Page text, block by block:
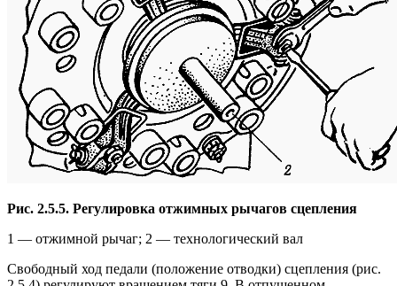
Рис. 2.5.5. Регулировка отжимных рычагов сцепления
1 — отжимной рычаг; 2 — технологический вал
Свободный ход педали (положение отводки) сцепления (рис.